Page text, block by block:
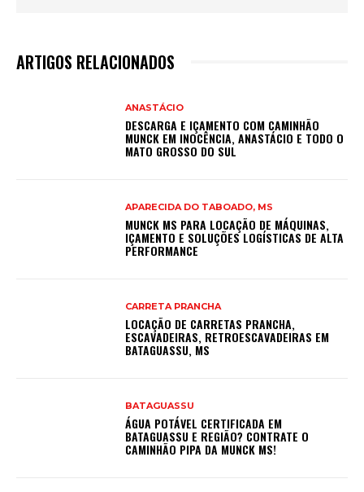
ARTIGOS RELACIONADOS
ANASTÁCIO
DESCARGA E IÇAMENTO COM CAMINHÃO
MUNCK EM INOCÊNCIA, ANASTÁCIO E TODO O
MATO GROSSO DO SUL
APARECIDA DO TABOADO, MS
MUNCK MS PARA LOCAÇÃO DE MÁQUINAS,
IÇAMENTO E SOLUÇÕES LOGÍSTICAS DE ALTA
PERFORMANCE
CARRETA PRANCHA
LOCAÇÃO DE CARRETAS PRANCHA,
ESCAVADEIRAS, RETROESCAVADEIRAS EM
BATAGUASSU, MS
BATAGUASSU
ÁGUA POTÁVEL CERTIFICADA EM
BATAGUASSU E REGIÃO? CONTRATE O
CAMINHÃO PIPA DA MUNCK MS!